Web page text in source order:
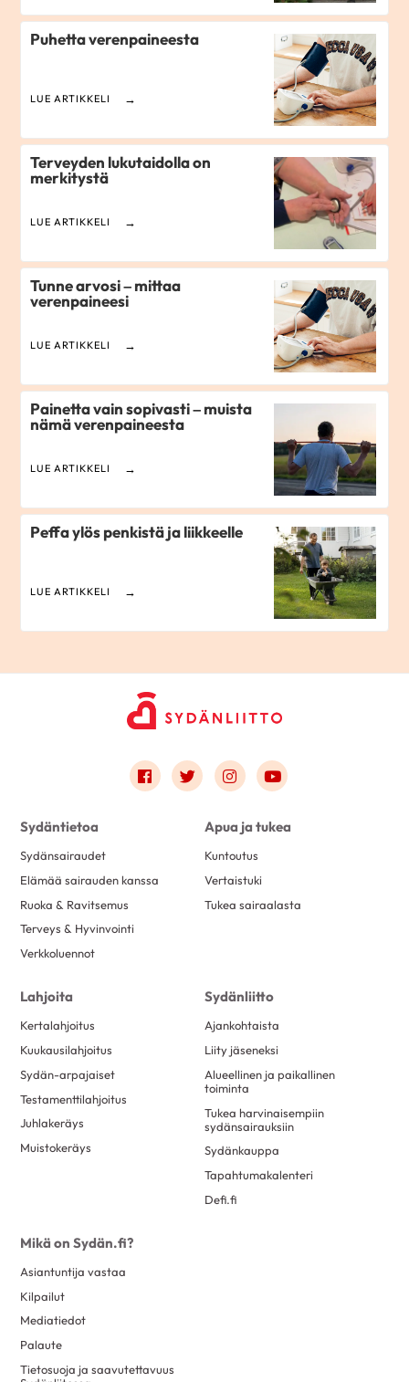
Puhetta verenpaineesta
LUE ARTIKKELI
Terveyden lukutaidolla on
merkitystä
LUE ARTIKKELI
Tunne arvosi – mittaa
verenpaineesi
LUE ARTIKKELI
Painetta vain sopivasti – muista
nämä verenpaineesta
LUE ARTIKKELI
Peffa ylös penkistä ja liikkeelle
LUE ARTIKKELI
Link to facebook
Link to twitter
Link to instagram
Link to youtube
Sydäntietoa
Sydänsairaudet
Elämää sairauden kanssa
Ruoka & Ravitsemus
Terveys & Hyvinvointi
Verkkoluennot
Apua ja tukea
Kuntoutus
Vertaistuki
Tukea sairaalasta
Lahjoita
Kertalahjoitus
Kuukausilahjoitus
Sydän-arpajaiset
Testamenttilahjoitus
Juhlakeräys
Muistokeräys
Sydänliitto
Ajankohtaista
Liity jäseneksi
Alueellinen ja paikallinen
toiminta
Tukea harvinaisempiin
sydänsairauksiin
Sydänkauppa
Tapahtumakalenteri
Defi.fi
Mikä on Sydän.fi?
Asiantuntija vastaa
Kilpailut
Mediatiedot
Palaute
Tietosuoja ja saavutettavuus